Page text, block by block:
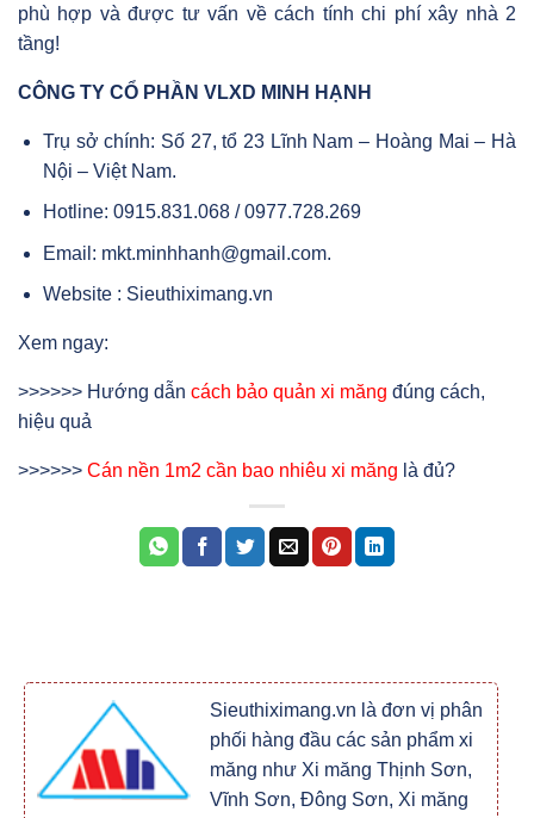
phù hợp và được tư vấn về cách tính chi phí xây nhà 2
tầng!
CÔNG TY CỔ PHẦN VLXD MINH HẠNH
Trụ sở chính: Số 27, tổ 23 Lĩnh Nam – Hoàng Mai – Hà
Nội – Việt Nam.
Hotline: 0915.831.068 / 0977.728.269
Email: mkt.minhhanh@gmail.com.
Website : Sieuthiximang.vn
Xem ngay:
>>>>>> Hướng dẫn cách bảo quản xi măng đúng cách,
hiệu quả
>>>>>> Cán nền 1m2 cần bao nhiêu xi măng là đủ?
Sieuthiximang.vn là đơn vị phân
phối hàng đầu các sản phẩm xi
măng như Xi măng Thịnh Sơn,
Vĩnh Sơn, Đông Sơn, Xi măng